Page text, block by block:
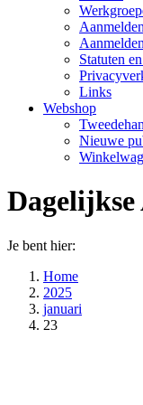
Statuten
Links
Webshop
Nieuwe
Je bent hier:
Home
2025
januari
23